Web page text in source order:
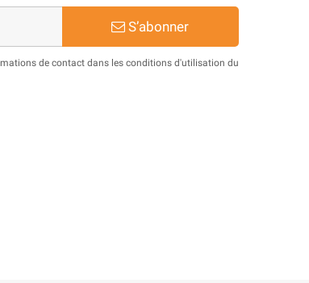
S’abonner
de contact dans les conditions d'utilisation du